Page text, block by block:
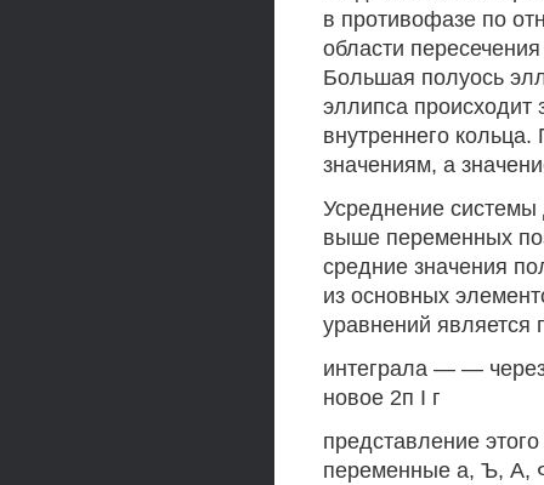
в противофазе по
области
Большая полуось
эллипса происходит
внутреннего
значениям, а
Усреднение
выше переменных
средние значения
из основных
уравнений является
интеграла — —
новое 2п I г
представление
переменные а, Ъ, А,